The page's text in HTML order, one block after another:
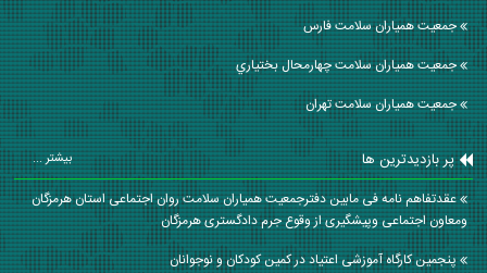
جمعیت همیاران سلامت فارس
جمعیت همیاران سلامت چهارمحال بختياري
جمعیت همیاران سلامت تهران
پر بازدیدترین ها بیشتر ...
عقدتفاهم نامه فی مابین دفترجمعیت همیاران سلامت روان اجتماعی استان هرمزگان
ومعاون اجتماعی وپیشگیری از وقوع جرم دادگستری هرمزگان
پنجمین کارگاه آموزشی اعتیاد در کمین کودکان و نوجوانان